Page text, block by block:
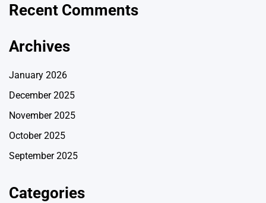
Recent Comments
Archives
January 2026
December 2025
November 2025
October 2025
September 2025
Categories